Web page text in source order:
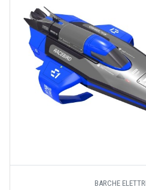
BARCHE